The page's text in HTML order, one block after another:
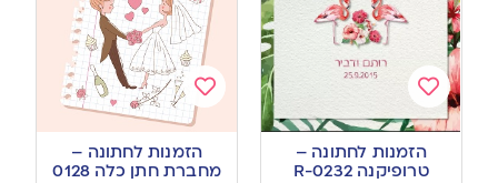
Add
to
wishlist
הזמנות לחתונה –
טרופיקנה R-0232
Add
to
wishlist
הזמנות לחתונה –
מחברת חתן כלה 0128